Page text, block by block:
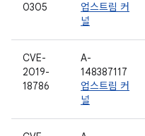
0305
업스트림 커
널
CVE-
2019-
18786
A-
148387117
업스트림 커
널